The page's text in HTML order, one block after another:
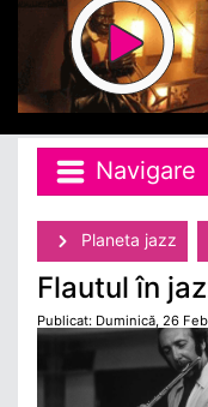
Navigare
Planeta jazz
Flautul în
Publicat: Duminică, 26